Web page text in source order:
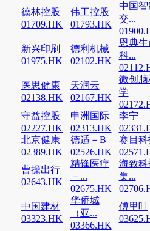
德林控股
01709.HK
伟工控股
01793.HK
中国智
交...
新兴印刷
01975.HK
德利机械
02102.HK
恩典生
科...
医思健康
02138.HK
天润云
02167.HK
微创脑
学
守益控股
02227.HK
申洲国际
02313.HK
李宁
北京健康
02389.HK
德适－B
02526.HK
赛目科
曹操出行
02643.HK
精锋医疗
－...
02675.HK
海致科
集...
中国建材
03323.HK
华侨城
（亚...
03366.HK
傅里叶